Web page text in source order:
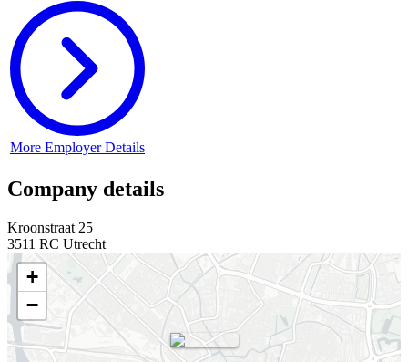
More Employer Details
Company details
Kroonstraat 25
3511 RC Utrecht
+
−